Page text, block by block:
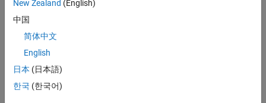
Leggi il white paper
Prova gratis
Prova MATLAB, Simulink e molto altro ancora.
New Zealand (English)
中国
简体中文
English
日本 (日本語)
한국 (한국어)